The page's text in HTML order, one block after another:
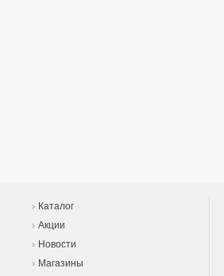
Каталог
Акции
Новости
Магазины